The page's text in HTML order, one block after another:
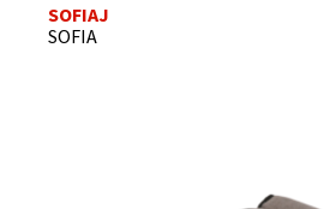
SOFIAJ
SOFIA